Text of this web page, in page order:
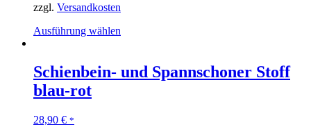
zzgl. Versandkosten
Ausführung wählen
Schienbein- und Spannschoner Stoff
blau-rot
28,90 € *